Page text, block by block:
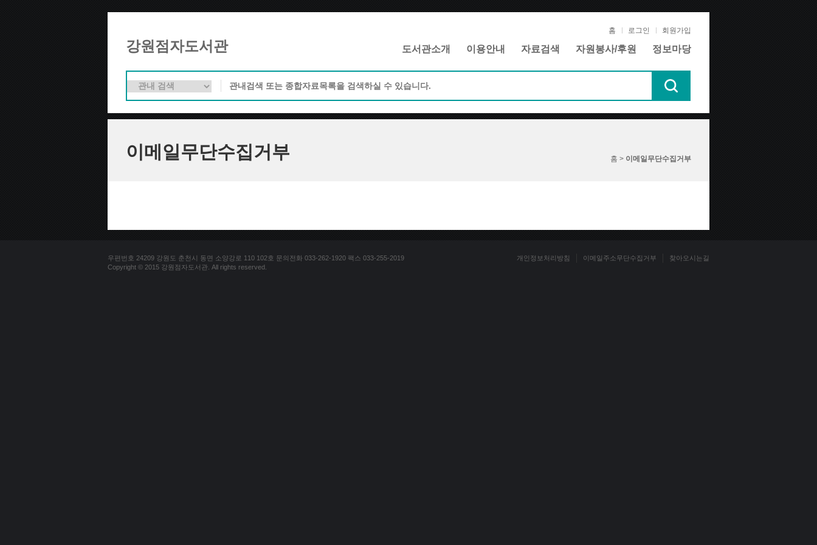
강원점자도서관
홈 로그인 회원가입
도서관소개 이용안내 자료검색 자원봉사/후원 정보마당
이메일무단수집거부 홈 > 이메일무단수집거부
우편번호 24209 강원도 춘천시 동면 소양강로 110 102호 문의전화 033-262-1920 팩스 033-255-2019
Copyright © 2015 강원점자도서관. All rights reserved.
개인정보처리방침 이메일주소무단수집거부 찾아오시는길